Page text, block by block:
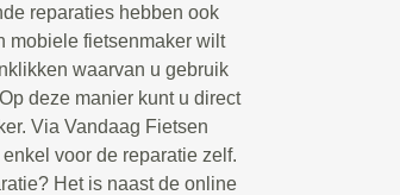
reparaties hebben ook
mobiele fietsenmaker wilt
waarvan u gebruik
deze manier kunt u direct
Via Vandaag Fietsen
voor de reparatie zelf.
Het is naast de online